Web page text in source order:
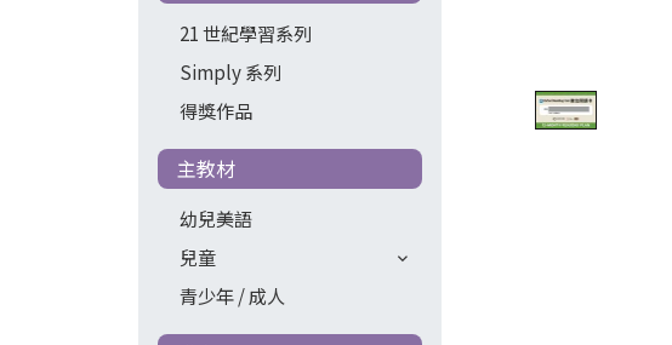
21 世紀學習系列
Simply 系列
得獎作品
主教材
幼兒美語
兒童
青少年 / 成人